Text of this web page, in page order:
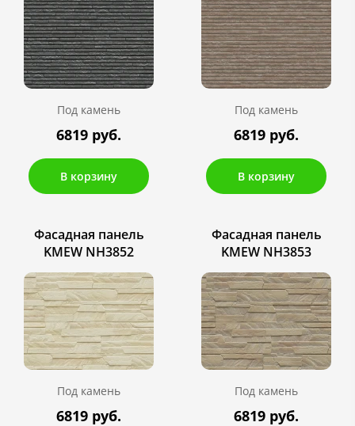
Под камень
6819 руб.
В корзину
Под камень
6819 руб.
В корзину
Фасадная панель
KMEW NH3852
Под камень
6819 руб.
Фасадная панель
KMEW NH3853
Под камень
6819 руб.